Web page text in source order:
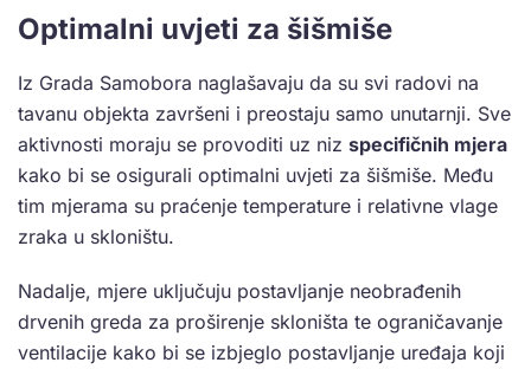
Optimalni uvjeti za šišmiše
Iz Grada Samobora naglašavaju da su svi radovi na
tavanu objekta završeni i preostaju samo unutarnji. Sve
aktivnosti moraju se provoditi uz niz specifičnih mjera
kako bi se osigurali optimalni uvjeti za šišmiše. Među
tim mjerama su praćenje temperature i relativne vlage
zraka u skloništu.
Nadalje, mjere uključuju postavljanje neobrađenih
drvenih greda za proširenje skloništa te ograničavanje
ventilacije kako bi se izbjeglo postavljanje uređaja koji